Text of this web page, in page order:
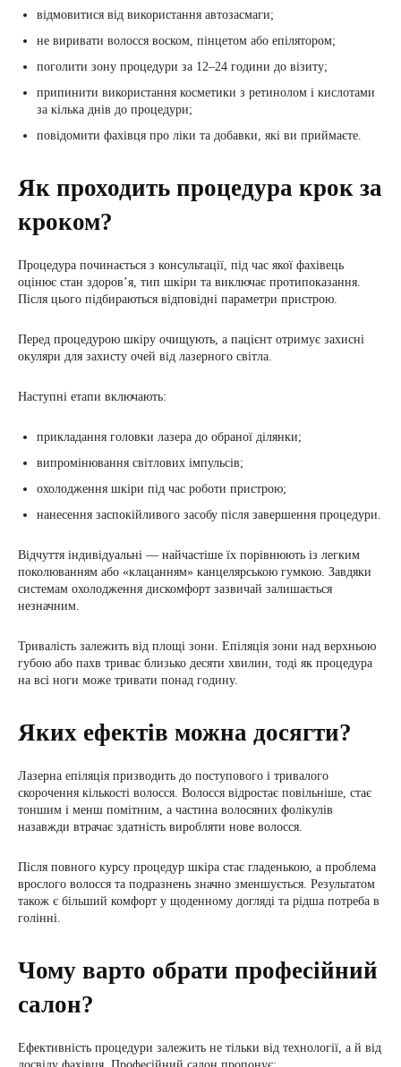
відмовитися від використання автозасмаги;
не виривати волосся воском, пінцетом або епілятором;
поголити зону процедури за 12–24 години до візиту;
припинити використання косметики з ретинолом і кислотами
за кілька днів до процедури;
повідомити фахівця про ліки та добавки, які ви приймаєте.
Як проходить процедура крок за
кроком?
Процедура починається з консультації, під час якої фахівець
оцінює стан здоров’я, тип шкіри та виключає протипоказання.
Після цього підбираються відповідні параметри пристрою.
Перед процедурою шкіру очищують, а пацієнт отримує захисні
окуляри для захисту очей від лазерного світла.
Наступні етапи включають:
прикладання головки лазера до обраної ділянки;
випромінювання світлових імпульсів;
охолодження шкіри під час роботи пристрою;
нанесення заспокійливого засобу після завершення процедури.
Відчуття індивідуальні — найчастіше їх порівнюють із легким
поколюванням або «клацанням» канцелярською гумкою. Завдяки
системам охолодження дискомфорт зазвичай залишається
незначним.
Тривалість залежить від площі зони. Епіляція зони над верхньою
губою або пахв триває близько десяти хвилин, тоді як процедура
на всі ноги може тривати понад годину.
Яких ефектів можна досягти?
Лазерна епіляція призводить до поступового і тривалого
скорочення кількості волосся. Волосся відростає повільніше, стає
тоншим і менш помітним, а частина волосяних фолікулів
назавжди втрачає здатність виробляти нове волосся.
Після повного курсу процедур шкіра стає гладенькою, а проблема
врослого волосся та подразнень значно зменшується. Результатом
також є більший комфорт у щоденному догляді та рідша потреба в
голінні.
Чому варто обрати професійний
салон?
Ефективність процедури залежить не тільки від технології, а й від